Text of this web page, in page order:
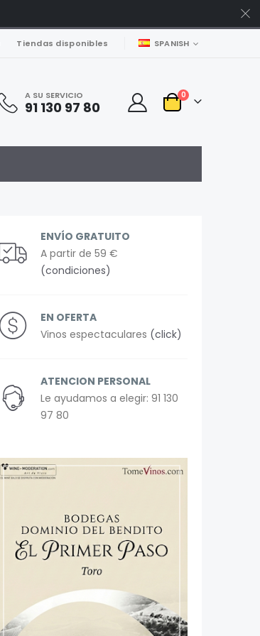
Tiendas disponibles LENGUAJE
SPANISH
A SU SERVICIO
91 130 97 80 Carro
0artículos
ENVÍO GRATUITO
A partir de 59 €
(condiciones)
EN OFERTA
Vinos espectaculares (click)
ATENCION PERSONAL
Le ayudamos a elegir: 91 130
97 80